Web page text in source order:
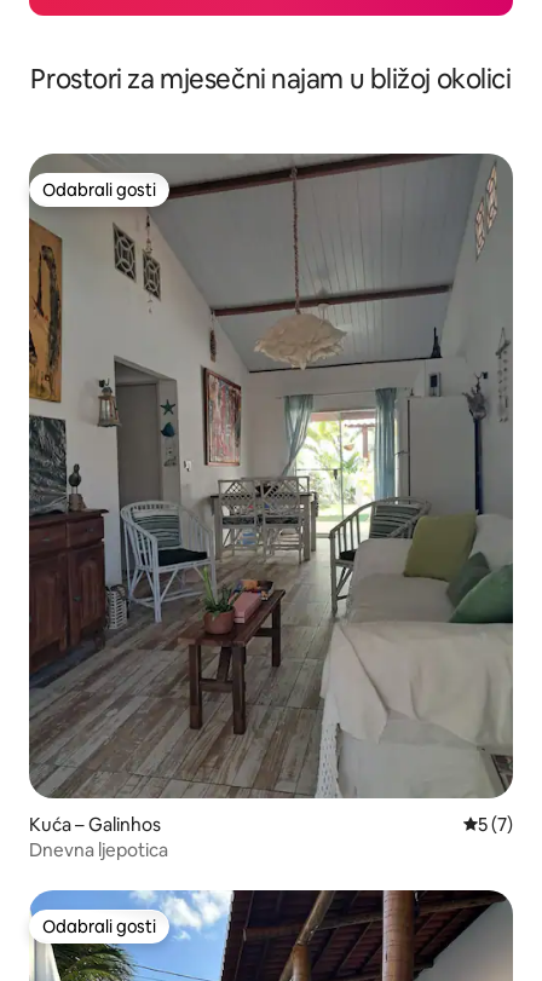
Prostori za mjesečni najam u bližoj okolici
Odabrali gosti
Odabrali gosti
Kuća – Galinhos
5 (7)
Dnevna ljepotica
Odabrali gosti
Odabrali gosti